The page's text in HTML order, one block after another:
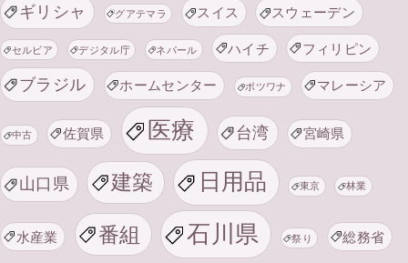
ギリシャ グアテマラ スイス スウェーデン
セルビア デジタル庁 ネパール ハイチ フィリピン
ブラジル ホームセンター ボツワナ マレーシア
中古 佐賀県 医療 台湾 宮崎県
山口県 建築 日用品 東京 林業
水産業 番組 石川県 祭り 総務省